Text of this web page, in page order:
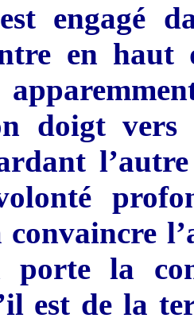
engagé
en haut
doigt
convaincre
porte la
est de la